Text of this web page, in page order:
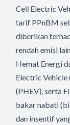
Cell Electric
tarif PPnBM
diberikan
rendah emisi
Hemat Energi
Electric
(PHEV), serta
bakar nabati
dan insentif